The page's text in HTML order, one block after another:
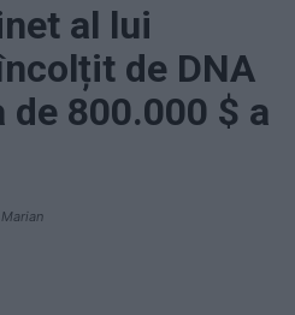
al lui
de DNA
de 800.000 $ a